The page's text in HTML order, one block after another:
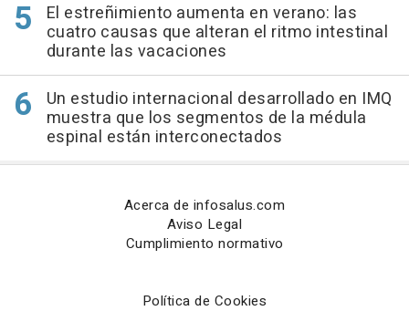
El estreñimiento aumenta en verano: las
cuatro causas que alteran el ritmo intestinal
durante las vacaciones
Un estudio internacional desarrollado en IMQ
muestra que los segmentos de la médula
espinal están interconectados
Acerca de infosalus.com
Aviso Legal
Cumplimiento normativo
Política de Cookies